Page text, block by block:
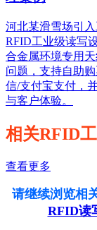
河北某滑雪场引
RFID工业级读写
合金属环境专用
问题，支持自助
信/支付宝支付，
与客户体验。
相关RFID
查看更多
请继续浏览相
RFID读